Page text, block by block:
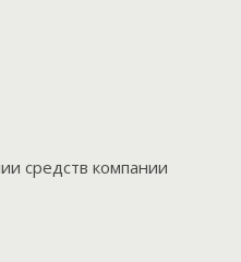
средств компании